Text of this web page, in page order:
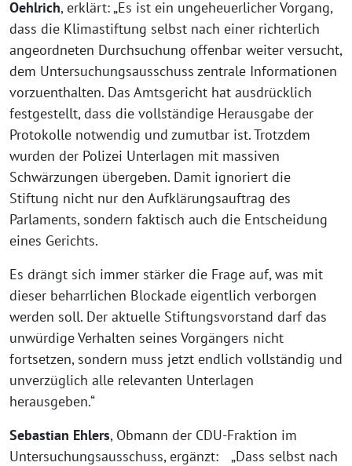
Oehlrich, erklärt: „Es ist ein ungeheuerlicher Vorgang,
dass die Klimastiftung selbst nach einer richterlich
angeordneten Durchsuchung offenbar weiter versucht,
dem Untersuchungsausschuss zentrale Informationen
vorzuenthalten. Das Amtsgericht hat ausdrücklich
festgestellt, dass die vollständige Herausgabe der
Protokolle notwendig und zumutbar ist. Trotzdem
wurden der Polizei Unterlagen mit massiven
Schwärzungen übergeben. Damit ignoriert die
Stiftung nicht nur den Aufklärungsauftrag des
Parlaments, sondern faktisch auch die Entscheidung
eines Gerichts.
Es drängt sich immer stärker die Frage auf, was mit
dieser beharrlichen Blockade eigentlich verborgen
werden soll. Der aktuelle Stiftungsvorstand darf das
unwürdige Verhalten seines Vorgängers nicht
fortsetzen, sondern muss jetzt endlich vollständig und
unverzüglich alle relevanten Unterlagen
herausgeben.“
Sebastian Ehlers, Obmann der CDU-Fraktion im
Untersuchungsausschuss, ergänzt: „Dass selbst nach